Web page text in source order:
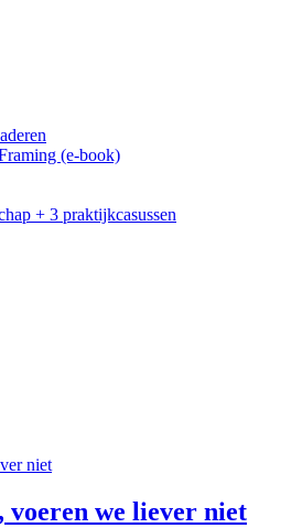
(e-book)
+ 3 praktijkcasussen
voeren we liever niet